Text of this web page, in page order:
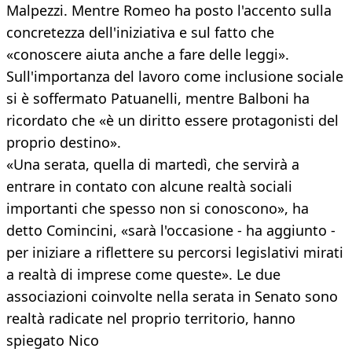
Malpezzi. Mentre Romeo ha posto l'accento sulla
concretezza dell'iniziativa e sul fatto che
«conoscere aiuta anche a fare delle leggi».
Sull'importanza del lavoro come inclusione sociale
si è soffermato Patuanelli, mentre Balboni ha
ricordato che «è un diritto essere protagonisti del
proprio destino».
«Una serata, quella di martedì, che servirà a
entrare in contato con alcune realtà sociali
importanti che spesso non si conoscono», ha
detto Comincini, «sarà l'occasione - ha aggiunto -
per iniziare a riflettere su percorsi legislativi mirati
a realtà di imprese come queste». Le due
associazioni coinvolte nella serata in Senato sono
realtà radicate nel proprio territorio, hanno
spiegato Nico